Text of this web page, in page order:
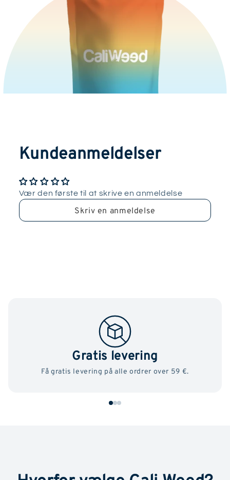
Kundeanmeldelser
Vær den første til at skrive en anmeldelse
Skriv en anmeldelse
Gratis levering
Få gratis levering på alle ordrer over 59 €.